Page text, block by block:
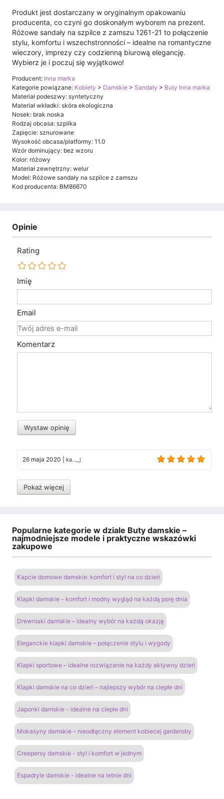
Produkt jest dostarczany w oryginalnym opakowaniu
producenta, co czyni go doskonałym wyborem na prezent.
Różowe sandały na szpilce z zamszu 1261-21 to połączenie
stylu, komfortu i wszechstronności – idealne na romantyczne
wieczory, imprezy czy codzienną biurową elegancję.
Wybierz je i poczuj się wyjątkowo!
Producent: Inna marka
Kategorie powiązane: Kobiety > Damskie > Sandały > Buty Inna marka
Materiał podeszwy: syntetyczny
Materiał wkładki: skóra ekologiczna
Nosek: brak noska
Rodzaj obcasa: szpilka
Zapięcie: sznurowane
Wysokość obcasa/platformy: 11.0
Wzór dominujący: bez wzoru
Kolor: różowy
Materiał zewnętrzny: welur
Model: Różowe sandały na szpilce z zamszu
Kod producenta: BM86670
Opinie
Rating
Imię
Email
Komentarz
Wystaw opinię
26 maja 2020 ka..._j
Pokaż więcej
Popularne kategorie w dziale Buty damskie –
najmodniejsze modele i praktyczne wskazówki
zakupowe
Kapcie domowe damskie: komfort i styl na co dzień
Klapki damskie - komfort i modny wygląd na każdą porę dnia
Drewniaki damskie – idealny wybór na każdą okazję
Eleganckie klapki damskie – połączenie stylu i wygody
Klapki sportowe – idealne rozwiązanie na każdy aktywny dzień
Klapki damskie na co dzień – najlepszy wybór na ciepłe dni
Japonki damskie - idealne na ciepłe dni
Mokasyny damskie – nieodłączny element kobiecej garderoby
Creepersy damskie - styl i komfort w jednym
Espadryle damskie - idealne na letnie dni